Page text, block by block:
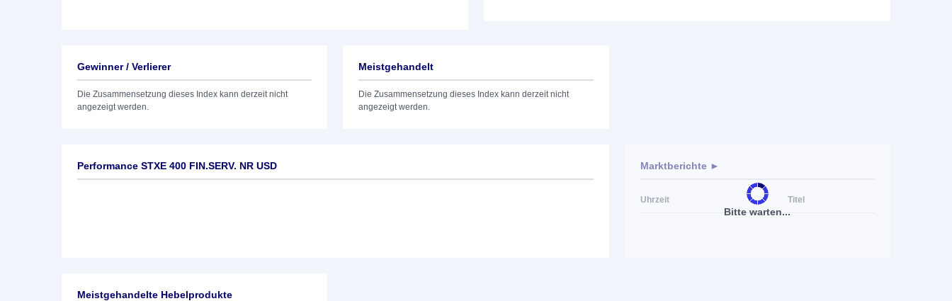
Gewinner / Verlierer
Die Zusammensetzung dieses Index kann derzeit nicht
angezeigt werden.
Meistgehandelt
Die Zusammensetzung dieses Index kann derzeit nicht
angezeigt werden.
Performance STXE 400 FIN.SERV. NR USD
Bitte warten...
Marktberichte ►
Uhrzeit Titel
Meistgehandelte Hebelprodukte